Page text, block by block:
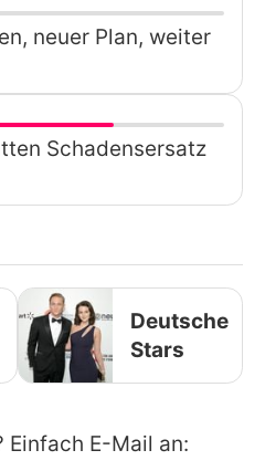
neuer Plan, weiter
Schadensersatz
Deutsche
Stars
E-Mail an: